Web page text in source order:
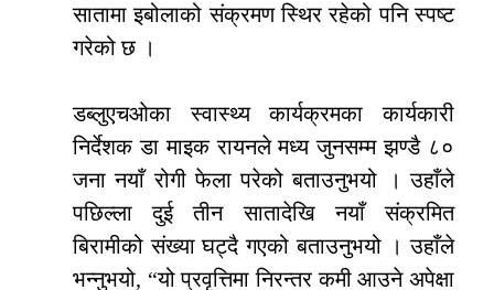
सातामा इबोलाको संक्रमण स्थिर रहेको पनि स्पष्ट
गरेको छ ।
डब्लुएचओका स्वास्थ्य कार्यक्रमका कार्यकारी
निर्देशक डा माइक रायनले मध्य जुनसम्म झण्डै ८०
जना नयाँ रोगी फेला परेको बताउनुभयो । उहाँले
पछिल्ला दुई तीन सातादेखि नयाँ संक्रमित
बिरामीको संख्या घट्दै गएको बताउनुभयो । उहाँले
भन्नुभयो, “यो प्रवृत्तिमा निरन्तर कमी आउने अपेक्षा